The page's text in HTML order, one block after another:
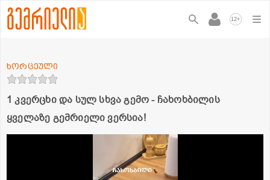
12+
1 კვერცხი და სულ სხვა გემო - ჩახოხბილის
ყველაზე გემრიელი ვერსია!
ხორცეული